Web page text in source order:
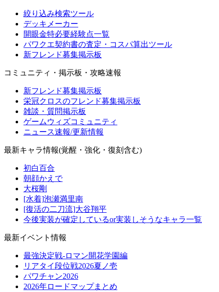
絞り込み検索ツール
デッキメーカー
開眼金特必要経験点一覧
パワクエ契約書の査定・コスパ算出ツール
新フレンド募集掲示板
コミュニティ・掲示板・攻略速報
新フレンド募集掲示板
栄冠クロスのフレンド募集掲示板
雑談・質問掲示板
ゲームウィズコミュニティ
ニュース速報/更新情報
最新キャラ情報(覚醒・強化・復刻含む)
初白百合
朝顔かえで
大桜剛
[水着]泡瀬満里南
[復活の二刀流]大谷翔平
今後実装が確定しているor実装しそうなキャラ一覧
最新イベント情報
最強決定戦-ロマン開花学園編
リアタイ段位戦2026夏ノ壱
パワチャン2026
2026年ロードマップまとめ